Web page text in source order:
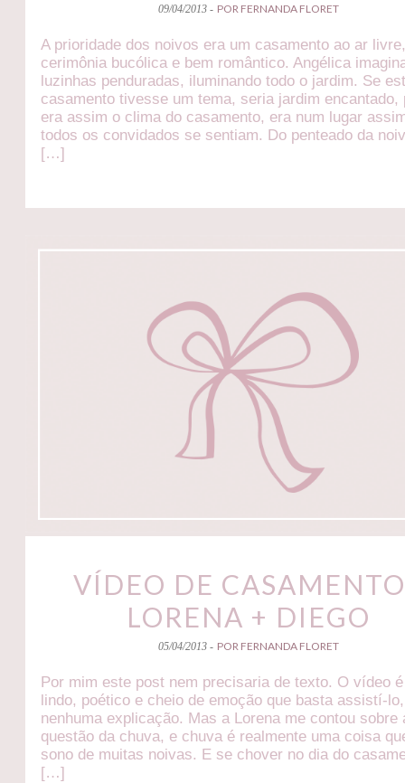
09/04/2013 - POR FERNANDA FLORET
A prioridade dos noivos era um casamento ao ar
cerimônia bucólica e bem romântico. Angélica
luzinhas penduradas, iluminando todo o jardim. Se
casamento tivesse um tema, seria jardim encantado,
era assim o clima do casamento, era num lugar
todos os convidados se sentiam. Do penteado da
[…]
VÍDEO DE
LORENA + DIEGO
05/04/2013 - POR FERNANDA FLORET
Por mim este post nem precisaria de texto. O vídeo
lindo, poético e cheio de emoção que basta assistí-
nenhuma explicação. Mas a Lorena me contou sobre
questão da chuva, e chuva é realmente uma coisa
sono de muitas noivas. E se chover no dia do
[…]